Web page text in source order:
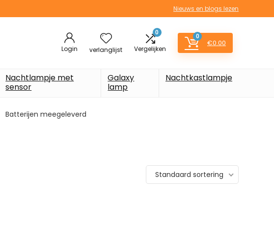
Nieuws en blogs lezen
Login verlanglijst
0
Vergelijken
0
€0.00
Nachtlampje met
sensor
Galaxy
lamp
Nachtkastlampje
‎Batterijen meegeleverd
Standaard sortering